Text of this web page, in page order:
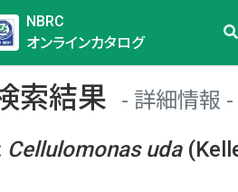
NBRC
オンラインカタログ
索結果
詳細情報
Cellulomonas uda